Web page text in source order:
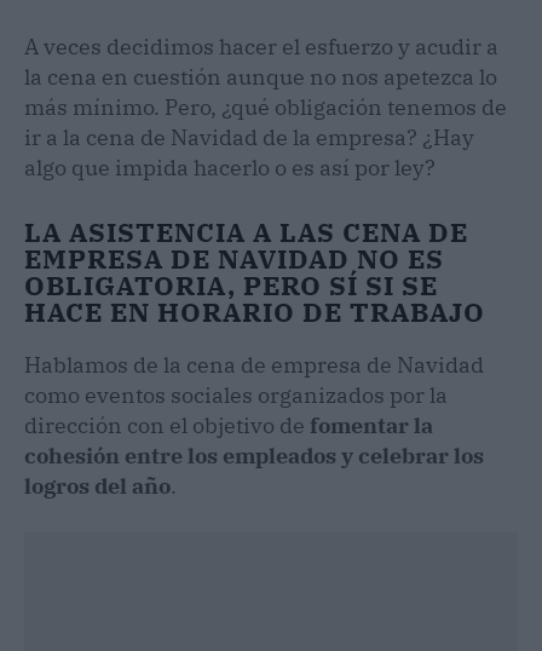
A veces decidimos hacer el esfuerzo y acudir a
la cena en cuestión aunque no nos apetezca lo
más mínimo. Pero, ¿qué obligación tenemos de
ir a la cena de Navidad de la empresa? ¿Hay
algo que impida hacerlo o es así por ley?
LA ASISTENCIA A LAS CENA DE
EMPRESA DE NAVIDAD NO ES
OBLIGATORIA, PERO SÍ SI SE
HACE EN HORARIO DE TRABAJO
Hablamos de la cena de empresa de Navidad
como eventos sociales organizados por la
dirección con el objetivo de fomentar la
cohesión entre los empleados y celebrar los
logros del año.